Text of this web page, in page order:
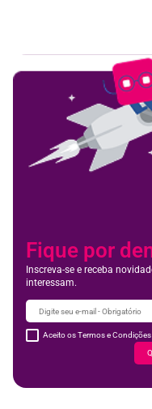
Fique por
Inscreva-se e receba
interessam.
Aceito os Termos e